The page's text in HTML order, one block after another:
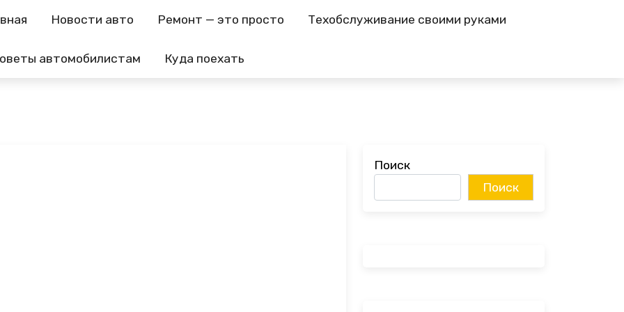
Новости авто Ремонт — это просто Техобслуживание своими руками
автомобилистам Куда поехать
Поиск
Поиск